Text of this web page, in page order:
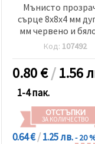
Мънисто
сърце 8x8x4 мм
мм чeрвeно и
грама ~136 броя
Код: 107492
0.80€/1.56
1-4 пак.
ОТСТЪПКИ
ЗА КОЛИЧЕСТВО
0.64 €/1.25 лв.- 20